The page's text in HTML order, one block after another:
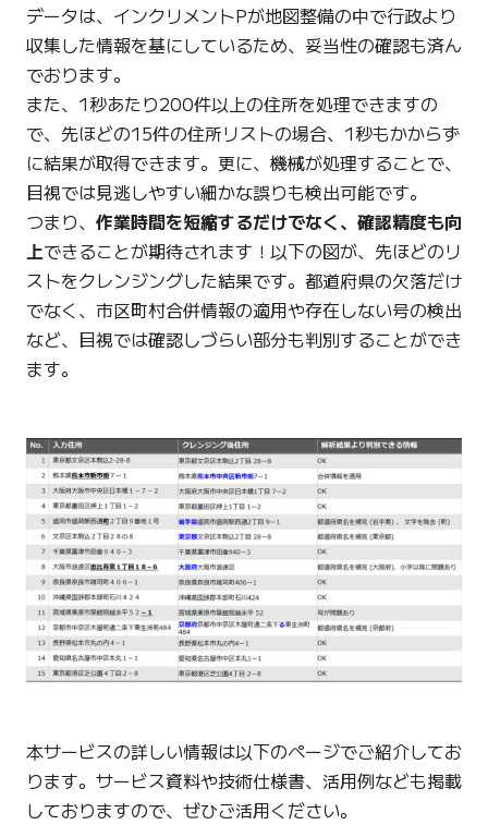
データは、インクリメントPが地図整備の中で行政より
収集した情報を基にしているため、妥当性の確認も済ん
でおります。
また、1秒あたり200件以上の住所を処理できますの
で、先ほどの15件の住所リストの場合、1秒もかからず
に結果が取得できます。更に、機械が処理することで、
目視では見逃しやすい細かな誤りも検出可能です。
つまり、 作業時間を短縮するだけでなく、確認精度も向
上できることが期待されます！以下の図が、先ほどのリ
ストをクレンジングした結果です。都道府県の欠落だけ
でなく、市区町村合併情報の適用や存在しない号の検出
など、目視では確認しづらい部分も判別することができ
ます。
本サービスの詳しい情報は以下のページでご紹介してお
ります。サービス資料や技術仕様書、活用例なども掲載
しておりますので、ぜひご活用ください。